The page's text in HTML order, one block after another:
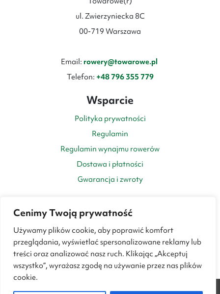
Cenimy Twoją prywatność
Używamy plików cookie, aby poprawić komfort
przeglądania, wyświetlać spersonalizowane reklamy lub
treści oraz analizować nasz ruch. Klikając „Akceptuj
wszystko”, wyrażasz zgodę na używanie przez nas plików
cookie.
ul. Zwierzyniecka 8C
00-719 Warszawa
Email: rowery@towarowe.pl
Telefon: +48 796 355 779
Wsparcie
Polityka prywatności
Regulamin
Regulamin wynajmu rowerów
Dostawa i płatności
Gwarancja i zwroty